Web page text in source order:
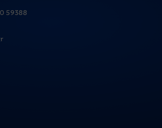
59388